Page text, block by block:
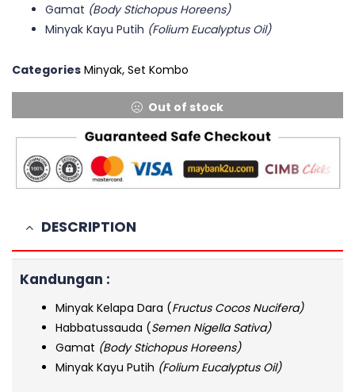
Gamat (Body Stichopus Horeens)
Minyak Kayu Putih (Folium Eucalyptus Oil)
Categories Minyak, Set Kombo
Out of stock
DESCRIPTION
Kandungan :
Minyak Kelapa Dara (Fructus Cocos Nucifera)
Habbatussauda (Semen Nigella Sativa)
Gamat (Body Stichopus Horeens)
Minyak Kayu Putih (Folium Eucalyptus Oil)